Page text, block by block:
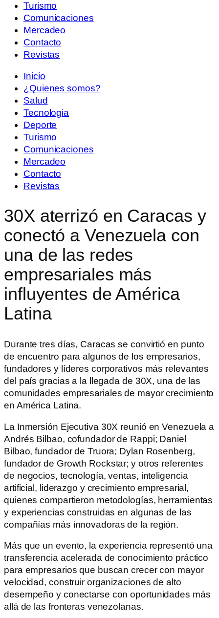
Turismo
Comunicaciones
Mercadeo
Contacto
Revistas
Inicio
¿Quienes somos?
Salud
Tecnologia
Deporte
Turismo
Comunicaciones
Mercadeo
Contacto
Revistas
30X aterrizó en Caracas y
conectó a Venezuela con
una de las redes
empresariales más
influyentes de América
Latina
Durante tres días, Caracas se convirtió en punto
de encuentro para algunos de los empresarios,
fundadores y líderes corporativos más relevantes
del país gracias a la llegada de 30X, una de las
comunidades empresariales de mayor crecimiento
en América Latina.
La Inmersión Ejecutiva 30X reunió en Venezuela a
Andrés Bilbao, cofundador de Rappi; Daniel
Bilbao, fundador de Truora; Dylan Rosenberg,
fundador de Growth Rockstar; y otros referentes
de negocios, tecnología, ventas, inteligencia
artificial, liderazgo y crecimiento empresarial,
quienes compartieron metodologías, herramientas
y experiencias construidas en algunas de las
compañías más innovadoras de la región.
Más que un evento, la experiencia representó una
transferencia acelerada de conocimiento práctico
para empresarios que buscan crecer con mayor
velocidad, construir organizaciones de alto
desempeño y conectarse con oportunidades más
allá de las fronteras venezolanas.